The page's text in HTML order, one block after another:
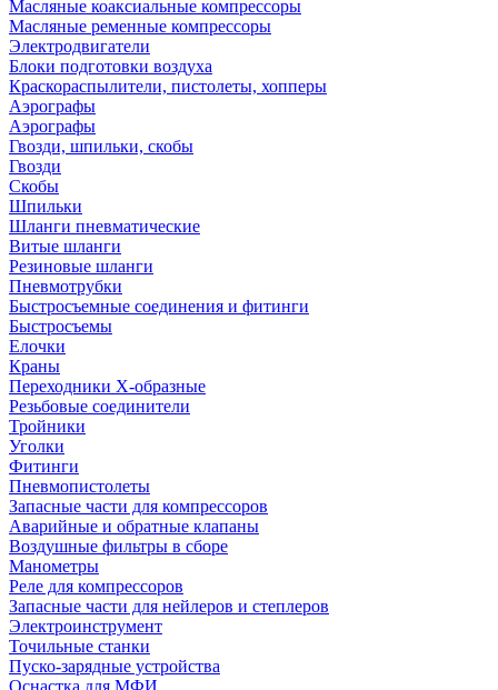
Масляные коаксиальные компрессоры
Масляные ременные компрессоры
Электродвигатели
Блоки подготовки воздуха
Краскораспылители, пистолеты, хопперы
Аэрографы
Аэрографы
Гвозди, шпильки, скобы
Гвозди
Скобы
Шпильки
Шланги пневматические
Витые шланги
Резиновые шланги
Пневмотрубки
Быстросъемные соединения и фитинги
Быстросъемы
Елочки
Краны
Переходники Х-образные
Резьбовые соединители
Тройники
Уголки
Фитинги
Пневмопистолеты
Запасные части для компрессоров
Аварийные и обратные клапаны
Воздушные фильтры в сборе
Манометры
Реле для компрессоров
Запасные части для нейлеров и степлеров
Электроинструмент
Точильные станки
Пуско-зарядные устройства
Оснастка для МФИ